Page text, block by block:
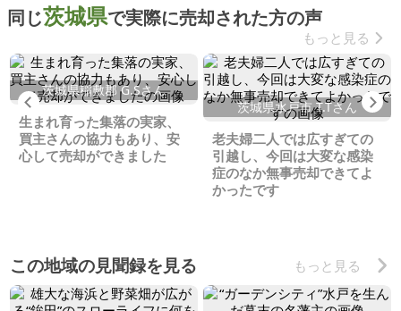
同じ茨城県で実際に売却された方の声
もっと見る
Previous
茨城県稲敷郡 G.Sさん
生まれ育った集落の実家、
買主さんの協力もあり、安
心して売却ができました
茨城県水戸市 T.Tさん
老夫婦二人では広すぎての
引越し、今回は大変な感染
症のなか無事売却できてよ
かったです
この地域の見聞録を見る もっと見る